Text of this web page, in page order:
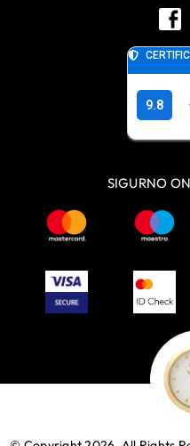
SIGURNO